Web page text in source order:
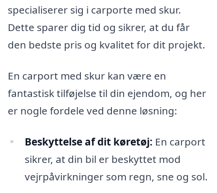
specialiserer sig i carporte med skur.
Dette sparer dig tid og sikrer, at du får
den bedste pris og kvalitet for dit projekt.
En carport med skur kan være en
fantastisk tilføjelse til din ejendom, og her
er nogle fordele ved denne løsning:
Beskyttelse af dit køretøj: En carport
sikrer, at din bil er beskyttet mod
vejrpåvirkninger som regn, sne og sol.